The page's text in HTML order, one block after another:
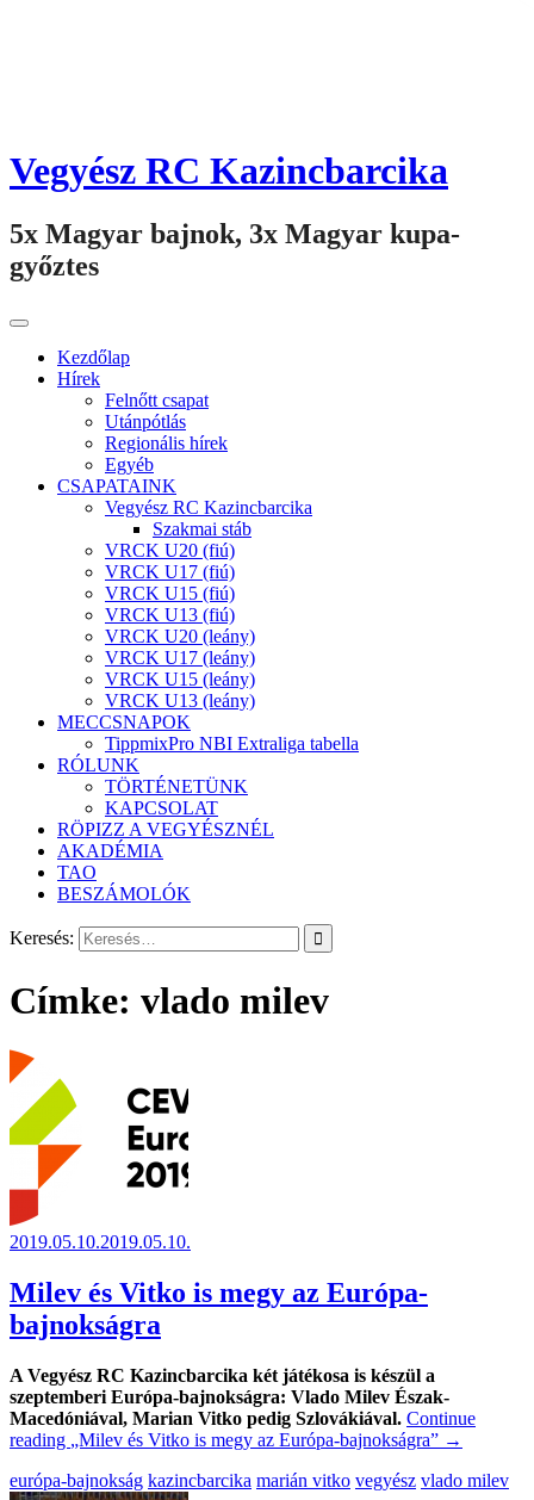
Vegyész RC Kazincbarcika
5x Magyar bajnok, 3x Magyar kupa-
győztes
Kezdőlap
Hírek
Felnőtt csapat
Utánpótlás
Regionális hírek
Egyéb
CSAPATAINK
Vegyész RC Kazincbarcika
Szakmai stáb
VRCK U20 (fiú)
VRCK U17 (fiú)
VRCK U15 (fiú)
VRCK U13 (fiú)
VRCK U20 (leány)
VRCK U17 (leány)
VRCK U15 (leány)
VRCK U13 (leány)
MECCSNAPOK
TippmixPro NBI Extraliga tabella
RÓLUNK
TÖRTÉNETÜNK
KAPCSOLAT
RÖPIZZ A VEGYÉSZNÉL
AKADÉMIA
TAO
BESZÁMOLÓK
Keresés:
Címke: vlado milev
2019.05.10.2019.05.10.
Milev és Vitko is megy az Európa-
bajnokságra
A Vegyész RC Kazincbarcika két játékosa is készül a
szeptemberi Európa-bajnokságra: Vlado Milev Észak-
Macedóniával, Marian Vitko pedig Szlovákiával. Continue
reading „Milev és Vitko is megy az Európa-bajnokságra” →
európa-bajnokság kazincbarcika marián vitko vegyész vlado milev